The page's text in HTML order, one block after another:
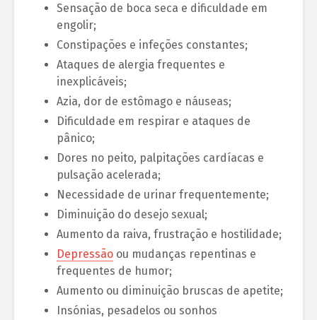
Sensação de boca seca e dificuldade em
engolir;
Constipações e infeções constantes;
Ataques de alergia frequentes e
inexplicáveis;
Azia, dor de estômago e náuseas;
Dificuldade em respirar e ataques de
pânico;
Dores no peito, palpitações cardíacas e
pulsação acelerada;
Necessidade de urinar frequentemente;
Diminuição do desejo sexual;
Aumento da raiva, frustração e hostilidade;
Depressão ou mudanças repentinas e
frequentes de humor;
Aumento ou diminuição bruscas de apetite;
Insónias, pesadelos ou sonhos